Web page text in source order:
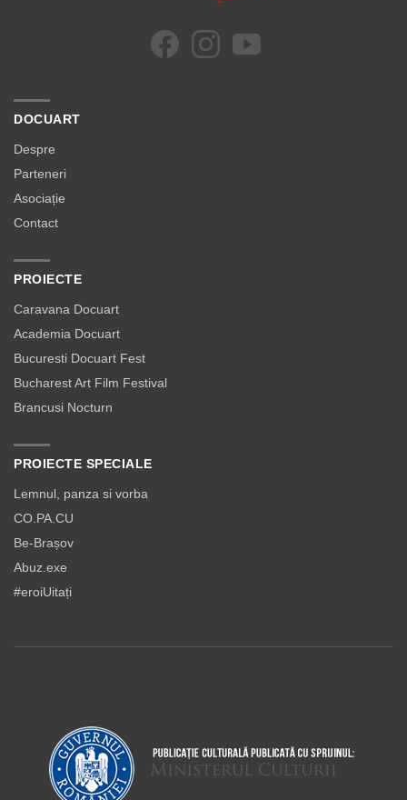
DOCUART
Despre
Parteneri
Asociație
Contact
PROIECTE
Caravana Docuart
Academia Docuart
Bucuresti Docuart Fest
Bucharest Art Film Festival
Brancusi Nocturn
PROIECTE SPECIALE
Lemnul, panza si vorba
CO.PA.CU
Be-Brașov
Abuz.exe
#eroiUitați